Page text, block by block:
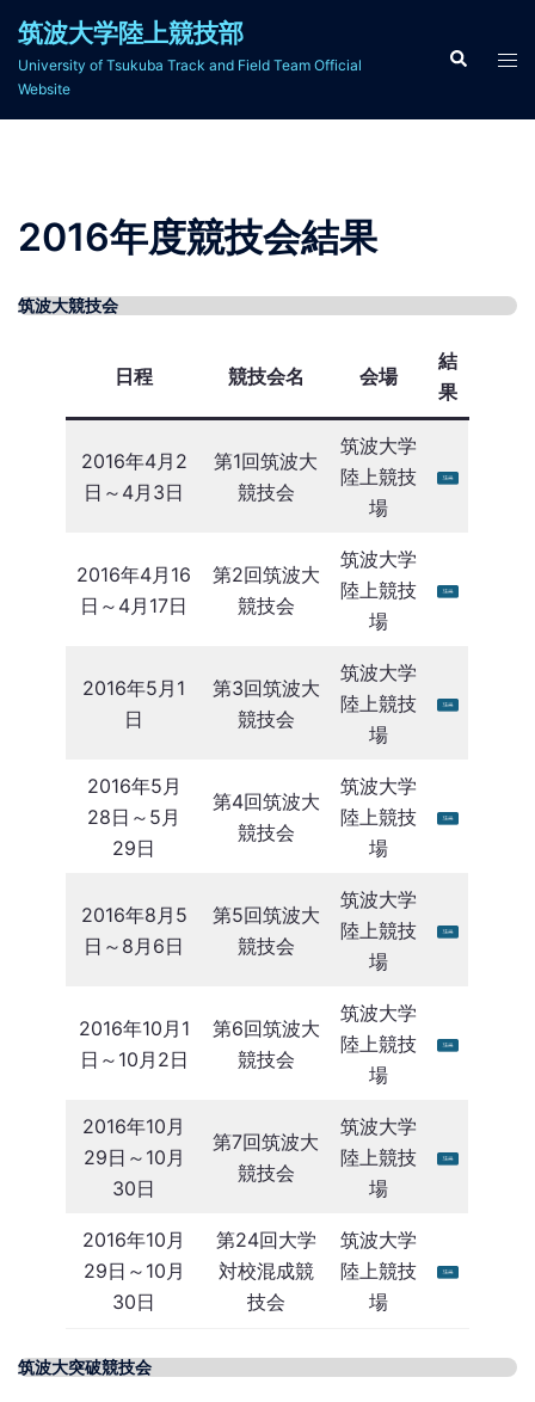
筑波大学陸上競技部
University of Tsukuba Track and Field Team Official
Website
検
索
ト
ル
2016年度競技会結果
筑波大競技会
日程 競技会名 会場
結
果
2016年4月2
日～4月3日
第1回筑波大
競技会
筑波大学
陸上競技
場
2016年4月16
日～4月17日
第2回筑波大
競技会
筑波大学
陸上競技
場
2016年5月1
日
第3回筑波大
競技会
筑波大学
陸上競技
場
2016年5月
28日～5月
29日
第4回筑波大
競技会
筑波大学
陸上競技
場
2016年8月5
日～8月6日
第5回筑波大
競技会
筑波大学
陸上競技
場
2016年10月1
日～10月2日
第6回筑波大
競技会
筑波大学
陸上競技
場
2016年10月
29日～10月
30日
第7回筑波大
競技会
筑波大学
陸上競技
場
2016年10月
29日～10月
30日
第24回大学
対校混成競
技会
筑波大学
陸上競技
場
筑波大突破競技会